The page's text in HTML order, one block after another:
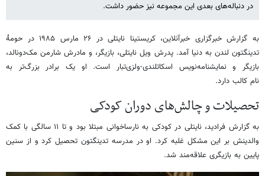
در دنباله‌های بعدی این مجموعه نیز حضور داشت. ​
به گزارش خبرگزاری خبرآنلاین، کریستینا نایتلی در ۲۶ مارس ۱۹۸۵ در حومهٔ
تدینگتون لندن به دنیا آمد. پدرش ویل نایتلی، بازیگر، و مادرش شارمن مک‌دونالد،
بازیگر و نمایشنامه‌نویس اسکاتلندی-ولزی‌تبار است. او یک برادر بزرگ‌تر به
نام کالب دارد.
تحصیلات و چالش‌های دوران کودکی
به گزارش فرادید، نایتلی در کودکی به نارساخوانی مبتلا بود و تا ۱۱ سالگی با کمک
والدینش بر این مشکل غلبه کرد. او در مدرسه تدینگتون تحصیل کرد و از سنین
پایین به بازیگری علاقه‌مند شد.